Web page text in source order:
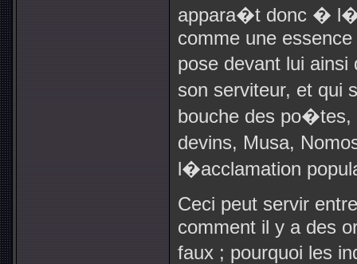
appara�t donc �
comme une
pose devant lui
son serviteur, et
bouche des
devins, Musa,
l�acclamation
Ceci peut servir
comment il y a des
faux ; pourquoi les